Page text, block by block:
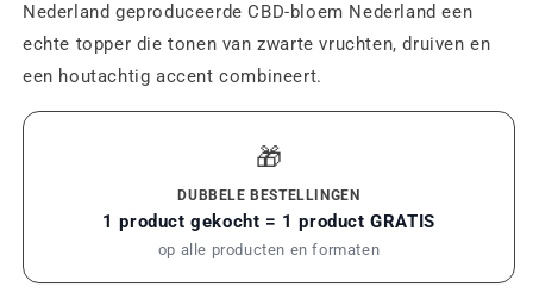
Nederland geproduceerde CBD-bloem Nederland een
echte topper die tonen van zwarte vruchten, druiven en
een houtachtig accent combineert.
🎁
DUBBELE BESTELLINGEN
1 product gekocht = 1 product GRATIS
op alle producten en formaten